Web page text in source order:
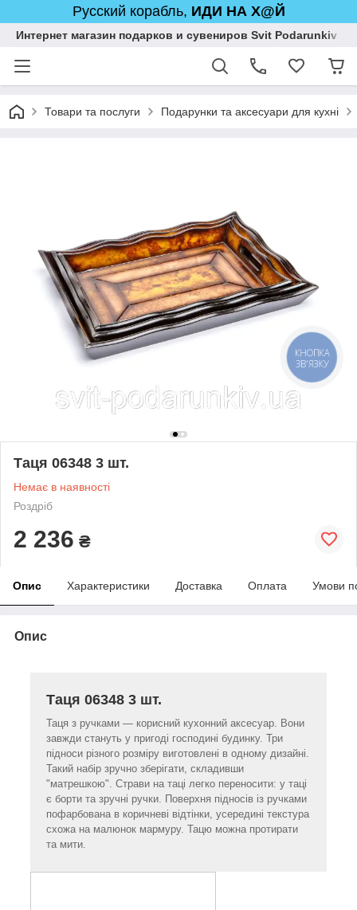
Русский корабль, ИДИ НА Х@Й
Интернет магазин подарков и сувениров Svit Podarunkiv
Товари та послуги Подарунки та аксесуари для кухні
Таця 06348 3 шт.
Немає в наявності
Роздріб
2 236 ₴
Опис Характеристики Доставка Оплата Умови
Опис
Таця 06348 3 шт.
Таця з ручками — корисний кухонний аксесуар. Вони
завжди стануть у пригоді господині будинку. Три
підноси різного розміру виготовлені в одному дизайні.
Такий набір зручно зберігати, складивши
"матрешкою". Страви на таці легко переносити: у таці
є борти та зручні ручки. Поверхня підносів із ручками
пофарбована в коричневі відтінки, усередині текстура
схожа на малюнок мармуру. Тацю можна протирати
та мити.
КНОПКА
ЗВ'ЯЗКУ